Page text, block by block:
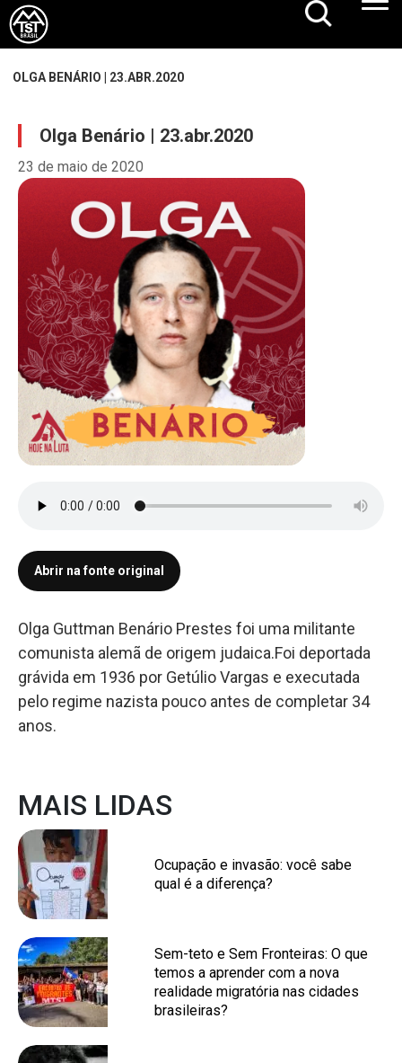
OLGA BENÁRIO | 23.ABR.2020
Olga Benário | 23.abr.2020
23 de maio de 2020
Abrir na fonte original
Olga Guttman Benário Prestes foi uma militante
comunista alemã de origem judaica.Foi deportada
grávida em 1936 por Getúlio Vargas e executada
pelo regime nazista pouco antes de completar 34
anos.
MAIS LIDAS
Ocupação e invasão: você sabe
qual é a diferença?
Sem-teto e Sem Fronteiras: O que
temos a aprender com a nova
realidade migratória nas cidades
brasileiras?